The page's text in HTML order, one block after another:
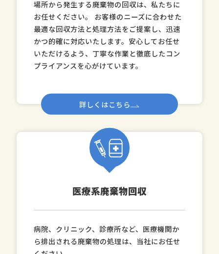
場所から発生する廃棄物の回収は、私たちに
お任せください。 お客様のニーズに合わせた
最適な回収方法と処理方法をご提案し、迅速
かつ的確に対応いたします。安心してお任せ
いただけるよう、丁寧な作業と徹底したコン
プライアンスを心がけています。
詳しくはこちら
医療系廃棄物回収
病院、クリニック、診療所など、医療機関か
ら排出される廃棄物の処理は、当社にお任せ